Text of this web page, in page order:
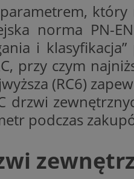
który
norma PN-
i
przy czym
(RC6)
drzwi
podczas
_clsk
_ga
_clck
__gads
VISITOR_INFO1_LIVE
_fbp